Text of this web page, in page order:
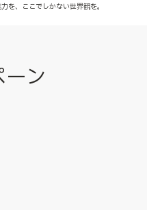
を、ここでしかない世界観を。
ン